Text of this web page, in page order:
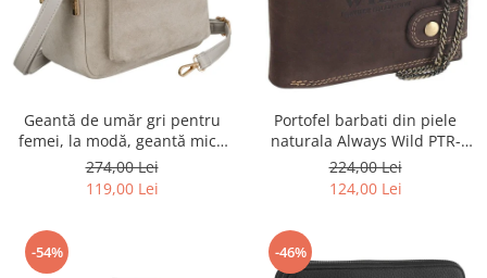
Geantă de umăr gri pentru
femei, la modă, geantă mică
urbană cu fermoar, piele
ecologică - Peterson PTR-PTN
274,00 Lei
119,00 Lei
Portofel barbati din piele
naturala Always Wild PTR-
2900-BIC
224,00 Lei
124,00 Lei
-54% -46%